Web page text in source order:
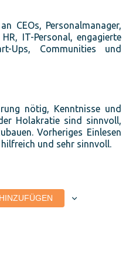
CEOs, Personalmanager,
IT-Personal, engagierte
Ups, Communities und
nötig, Kenntnisse und
Holakratie sind sinnvoll,
Vorheriges Einlesen
und sehr sinnvoll.